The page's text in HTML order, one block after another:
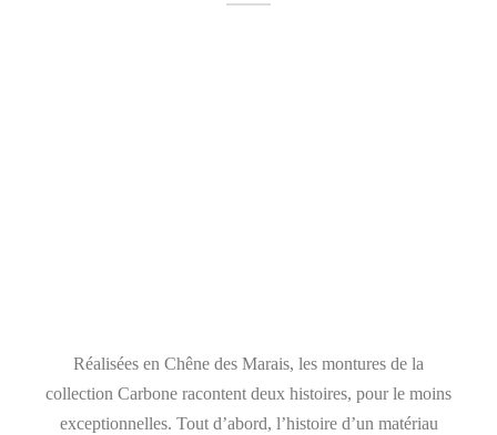
Réalisées en Chêne des Marais, les montures de la
collection Carbone racontent deux histoires, pour le moins
exceptionnelles. Tout d’abord, l’histoire d’un matériau